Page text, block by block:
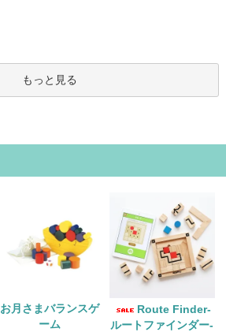
もっと見る
お月さまバランスゲ
ーム
Route Finder‐
ルートファインダー‐